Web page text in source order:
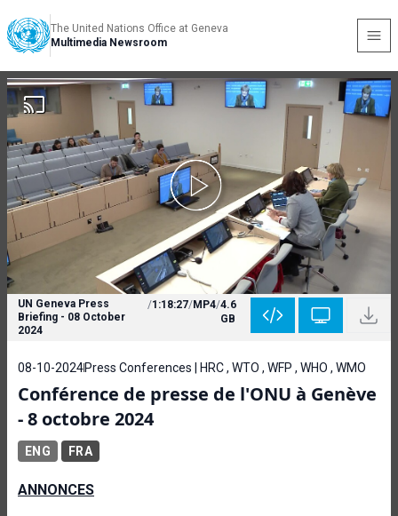
The United Nations Office at Geneva
Multimedia Newsroom
UN Geneva Press
Briefing - 08 October
2024
/1:18:27/MP4/4.6
GB
08-10-2024Press Conferences | HRC , WTO , WFP , WHO , WMO
Conférence de presse de l'ONU à Genève
- 8 octobre 2024
ENG FRA
ANNONCES